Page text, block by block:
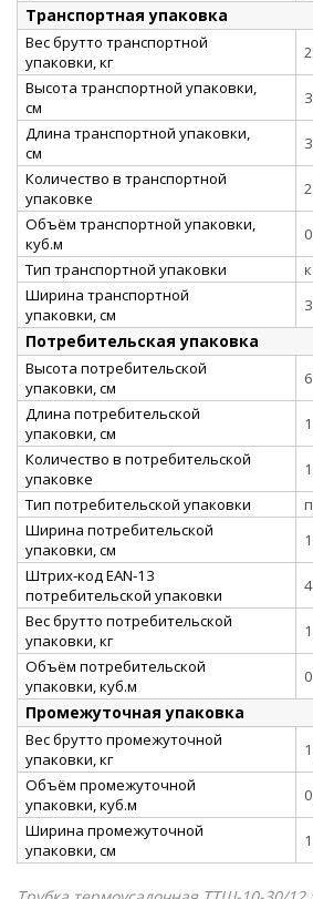
Транспортная упаковка
Вес брутто транспортной
упаковки, кг
Высота транспортной упаковки,
см
Длина транспортной упаковки,
см
Количество в транспортной
упаковке
Объём транспортной упаковки,
куб.м
Тип транспортной упаковки
Ширина транспортной
упаковки, см
Потребительская упаковка
Высота потребительской
упаковки, см
6
Длина потребительской
упаковки, см
Количество в потребительской
упаковке
Тип потребительской упаковки
Ширина потребительской
упаковки, см
Штрих-код EAN-13
потребительской упаковки
Вес брутто потребительской
упаковки, кг
Объём потребительской
упаковки, куб.м
Промежуточная упаковка
Вес брутто промежуточной
упаковки, кг
Объём промежуточной
упаковки, куб.м
Ширина промежуточной
упаковки, см